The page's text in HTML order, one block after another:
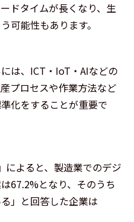
ドタイムが長くなり、生
可能性もあります。
は、ICT・IoT・AIなどの
プロセスや作業方法など
化をすることが重要で
によると、製造業でのデジ
67.2%となり、そのうち
」と回答した企業は